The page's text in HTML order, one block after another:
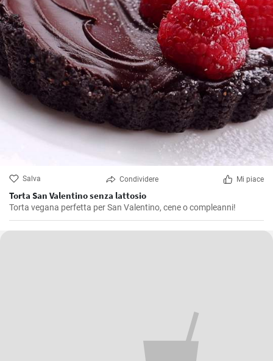
Salva Condividere Mi piace
Torta San Valentino senza lattosio
Torta vegana perfetta per San Valentino, cene o compleanni!